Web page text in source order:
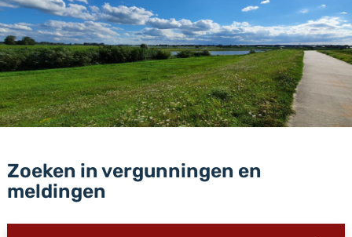
Zoeken in vergunningen en
meldingen